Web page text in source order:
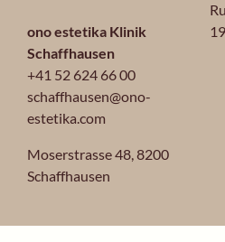
ono estetika Klinik
Schaffhausen
+41 52 624 66 00
schaffhausen@ono-
estetika.com
Moserstrasse 48,8200
Schaffhausen